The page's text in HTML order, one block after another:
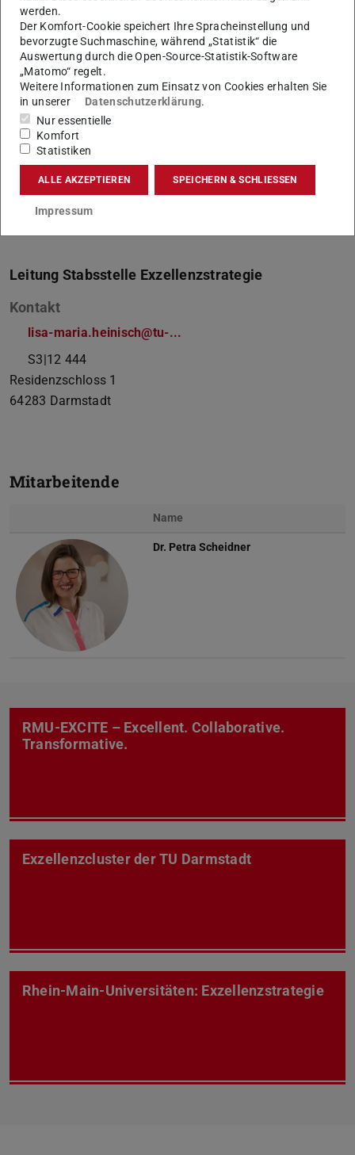
Leitung Stabsstelle Exzellenzstrategie
Kontakt
lisa-maria.heinisch@tu-...
S3|12 444
Residenzschloss 1
64283 Darmstadt
Mitarbeitende
Name
Dr. Petra Scheidner
RMU-EXCITE – Excellent. Collaborative.
Transformative.
Exzellenzcluster der TU Darmstadt
Rhein-Main-Universitäten: Exzellenzstrategie
werden.
Der Komfort-Cookie speichert Ihre Spracheinstellung und
bevorzugte Suchmaschine, während „Statistik“ die
Auswertung durch die Open-Source-Statistik-Software
„Matomo“ regelt.
Weitere Informationen zum Einsatz von Cookies erhalten Sie
in unserer
Datenschutzerklärung.
Nur essentielle
Komfort
Statistiken
ALLE AKZEPTIEREN SPEICHERN & SCHLIESSEN
Impressum